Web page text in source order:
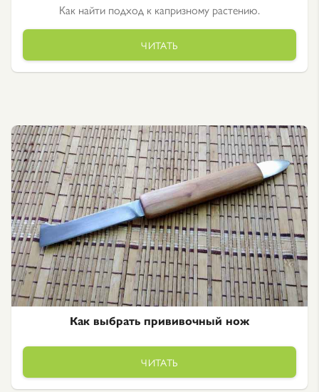
Как найти подход к капризному растению.
ЧИТАТЬ
Как выбрать прививочный нож
ЧИТАТЬ